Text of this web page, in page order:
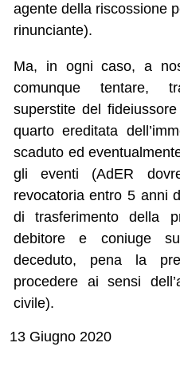
agente della riscossione
rinunciante).
Ma, in ogni caso, a
comunque tentare,
superstite del
quarto ereditata
scaduto ed
gli eventi (AdER
revocatoria entro 5 anni
di trasferimento della
debitore e coniuge
deceduto, pena la
procedere ai sensi
civile).
13 Giugno 2020